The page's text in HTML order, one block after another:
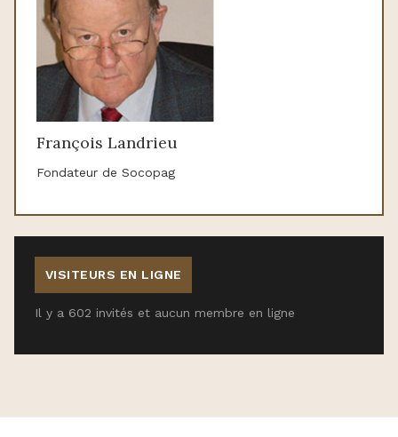
François Landrieu
Fondateur de Socopag
VISITEURS EN LIGNE
Il y a 602 invités et aucun membre en ligne